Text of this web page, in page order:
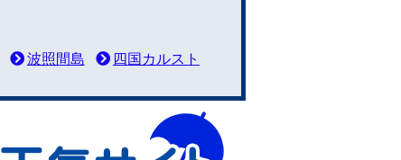
波照間島 四国カルスト